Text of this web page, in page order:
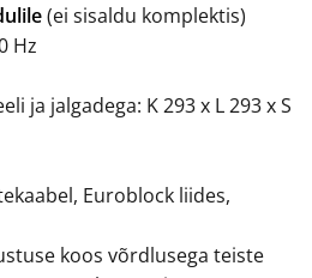
(ei sisaldu komplektis)
Hz
ja jalgadega: K 293 x L 293 x S
Euroblock liides,
koos võrdlusega teiste